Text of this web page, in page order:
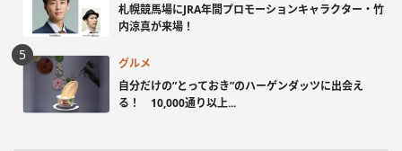
札幌競馬場にJRA年間プロモーションキャラクター・竹
内涼真が来場！
グルメ
自分だけの”とっておき”のハーゲンダッツに出会え
る！ 10,000通り以上...